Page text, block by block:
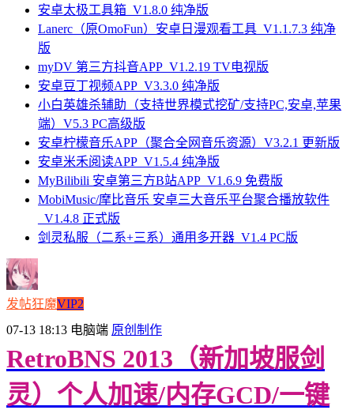
安卓太极工具箱_V1.8.0 纯净版
Lanerc（原OmoFun）安卓日漫观看工具_V1.1.7.3 纯净
版
myDV 第三方抖音APP_V1.2.19 TV电视版
安卓豆丁视频APP_V3.3.0 纯净版
小白英雄杀辅助（支持世界模式挖矿/支持PC,安卓,苹果
端）V5.3 PC高级版
安卓柠檬音乐APP（聚合全网音乐资源）V3.2.1 更新版
安卓米禾阅读APP_V1.5.4 纯净版
MyBilibili 安卓第三方B站APP_V1.6.9 免费版
MobiMusic/摩比音乐 安卓三大音乐平台聚合播放软件
_V1.4.8 正式版
剑灵私服（二系+三系）通用多开器_V1.4 PC版
发帖狂魔VIP2
07-13 18:13 电脑端 原创制作
RetroBNS 2013（新加坡服剑
灵）个人加速/内存GCD/一键